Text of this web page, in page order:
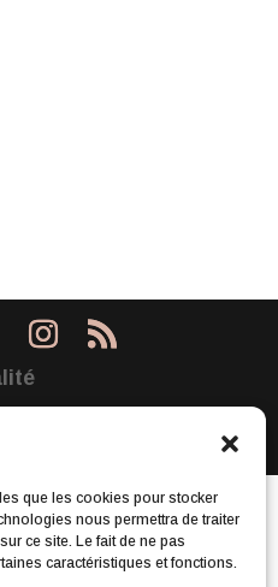
que les cookies pour stocker
nous permettra de traiter
ce site. Le fait de ne pas
caractéristiques et fonctions.